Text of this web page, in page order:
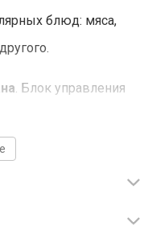
блюд: мяса,
. Блок управления
выбрать рецепт.
на русском языке с